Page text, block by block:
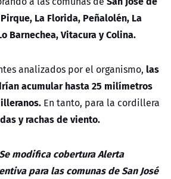
La Florida, Peñalolén, La
Barnechea, Vitacura y Colina.
analizados por el organismo, las
acumular hasta 25 milímetros
En tanto, para la cordillera
y rachas de viento.
modifica cobertura Alerta
para las comunas de San José